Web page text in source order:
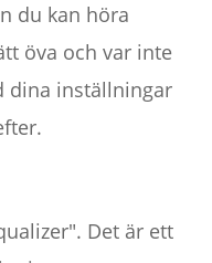
du kan höra
öva och var inte
dina inställningar
Det är ett